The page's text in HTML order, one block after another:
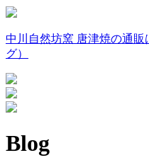
中川自然坊窯 唐津焼の通
グ）
Blog